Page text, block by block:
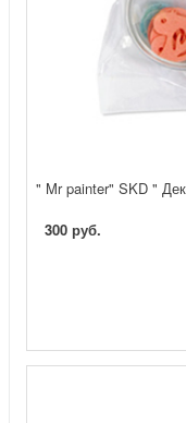
" Mr painter" SKD "
300 руб.